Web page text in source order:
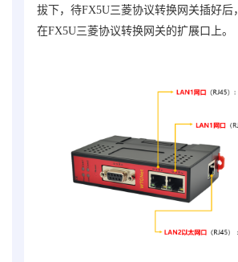
拔下，待FX5U三菱协议转换网关插好后
在FX5U三菱协议转换网关的扩展口上。